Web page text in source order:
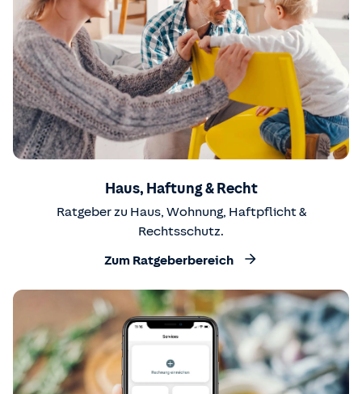
Haus, Haftung & Recht
Ratgeber zu Haus, Wohnung, Haftpflicht &
Rechtsschutz.
Zum Ratgeberbereich